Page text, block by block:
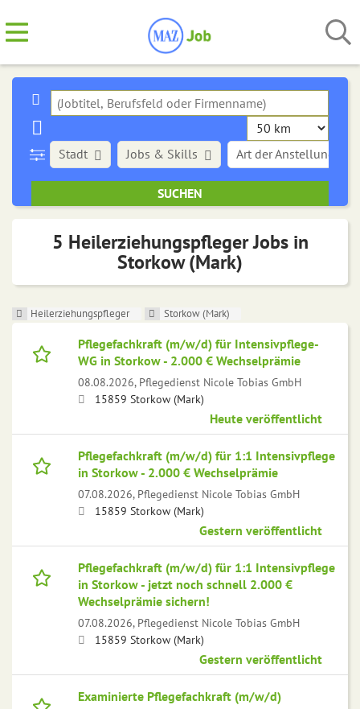
Stadt Art der Anstellung
Jobs & Skills
5 Heilerziehungspfleger Jobs in
Storkow (Mark)
Heilerziehungspfleger Storkow (Mark)
Pflegefachkraft (m/w/d) für Intensivpflege-
WG in Storkow - 2.000 € Wechselprämie
08.08.2026, Pflegedienst Nicole Tobias GmbH
15859 Storkow (Mark)
Heute veröffentlicht
Pflegefachkraft (m/w/d) für 1:1 Intensivpflege
in Storkow - 2.000 € Wechselprämie
07.08.2026, Pflegedienst Nicole Tobias GmbH
15859 Storkow (Mark)
Gestern veröffentlicht
Pflegefachkraft (m/w/d) für 1:1 Intensivpflege
in Storkow - jetzt noch schnell 2.000 €
Wechselprämie sichern!
07.08.2026, Pflegedienst Nicole Tobias GmbH
15859 Storkow (Mark)
Gestern veröffentlicht
Examinierte Pflegefachkraft (m/w/d)